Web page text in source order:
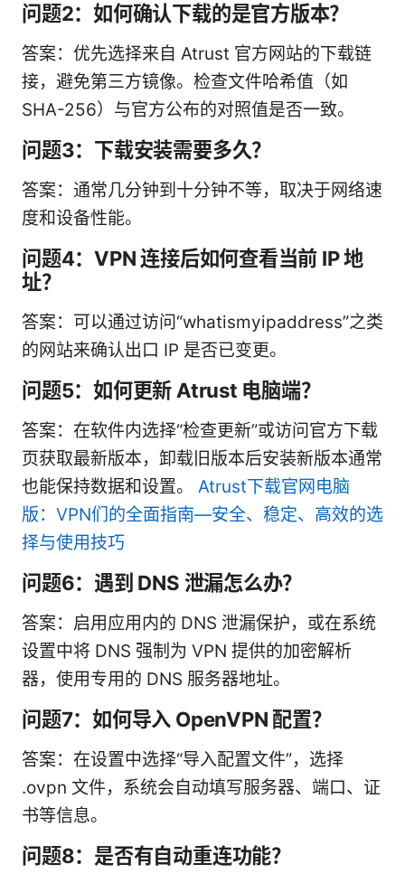
问题2：如何确认下载的是官方版本？
答案：优先选择来自 Atrust 官方网站的下载链
接，避免第三方镜像。检查文件哈希值（如
SHA-256）与官方公布的对照值是否一致。
问题3：下载安装需要多久？
答案：通常几分钟到十分钟不等，取决于网络速
度和设备性能。
问题4：VPN 连接后如何查看当前 IP 地
址？
答案：可以通过访问“whatismyipaddress”之类
的网站来确认出口 IP 是否已变更。
问题5：如何更新 Atrust 电脑端？
答案：在软件内选择“检查更新”或访问官方下载
页获取最新版本，卸载旧版本后安装新版本通常
也能保持数据和设置。 Atrust下载官网电脑
版：VPN们的全面指南—安全、稳定、高效的选
择与使用技巧
问题6：遇到 DNS 泄漏怎么办？
答案：启用应用内的 DNS 泄漏保护，或在系统
设置中将 DNS 强制为 VPN 提供的加密解析
器，使用专用的 DNS 服务器地址。
问题7：如何导入 OpenVPN 配置？
答案：在设置中选择“导入配置文件”，选择
.ovpn 文件，系统会自动填写服务器、端口、证
书等信息。
问题8：是否有自动重连功能？